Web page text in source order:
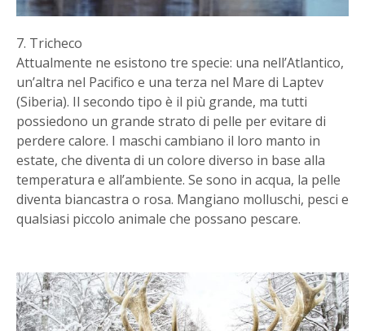
7. Tricheco
Attualmente ne esistono tre specie: una nell’Atlantico,
un’altra nel Pacifico e una terza nel Mare di Laptev
(Siberia). Il secondo tipo è il più grande, ma tutti
possiedono un grande strato di pelle per evitare di
perdere calore. I maschi cambiano il loro manto in
estate, che diventa di un colore diverso in base alla
temperatura e all’ambiente. Se sono in acqua, la pelle
diventa biancastra o rosa. Mangiano molluschi, pesci e
qualsiasi piccolo animale che possano pescare.